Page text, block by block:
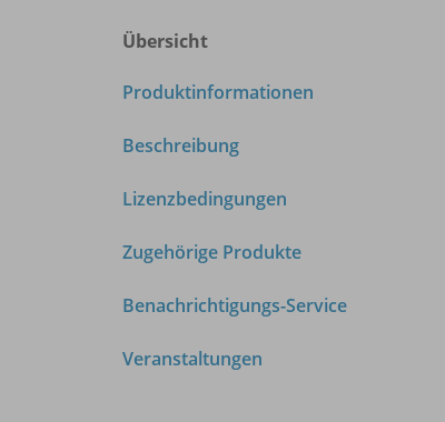
Übersicht
Produktinformationen
Beschreibung
Lizenzbedingungen
Zugehörige Produkte
Benachrichtigungs-Service
Veranstaltungen